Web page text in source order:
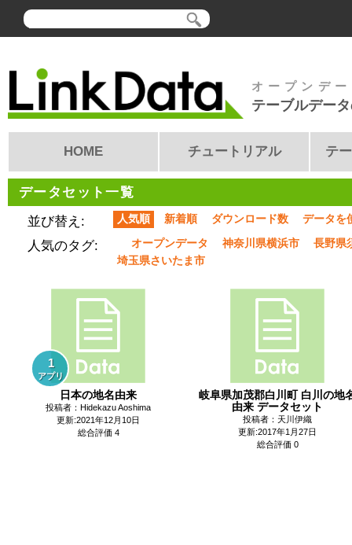
オープンデ
テーブルデー
HOME チュートリアル テ
データセット一覧
並び替え:
人気順 新着順 ダウンロード数 データを
人気のタグ: オープンデータ 神奈川県横浜市
長野県
埼玉県さいたま市
1
アプリ
日本の地名由来
投稿者：Hidekazu Aoshima
更新:2021年12月10日
総合評価 4
岐阜県加茂郡白川町 白川の地
由来 データセット
投稿者：天川伊織
更新:2017年1月27日
総合評価 0